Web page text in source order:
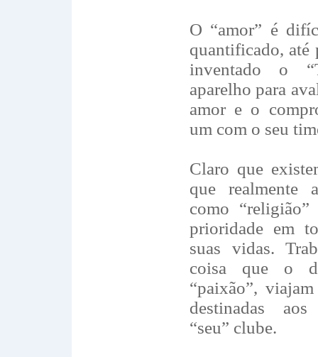
O “amor” é
quantificado, até
inventado o
aparelho para
amor e o
um com o seu
Claro que
que realmente
como
prioridade em
suas vidas.
coisa que o
“paixão”,
destinadas
“seu” clube.